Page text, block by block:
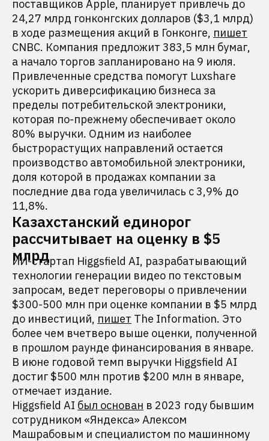
поставщиков Apple, планирует привлечь до
24,27 млрд гонконгских долларов ($3,1 млрд)
в ходе размещения акций в Гонконге, пишет
CNBC. Компания предложит 383,5 млн бумаг,
а начало торгов запланировано на 9 июля.
Привлеченные средства помогут Luxshare
ускорить диверсификацию бизнеса за
пределы потребительской электроники,
которая по-прежнему обеспечивает около
80% выручки. Одним из наиболее
быстрорастущих направлений остается
производство автомобильной электроники,
доля которой в продажах компании за
последние два года увеличилась с 3,9% до
11,8%.
Казахстанский единорог
рассчитывает на оценку в $5
млрд
ИИ-стартап Higgsfield AI, разрабатывающий
технологии генерации видео по текстовым
запросам, ведет переговоры о привлечении
$300-500 млн при оценке компании в $5 млрд
до инвестиций, пишет The Information. Это
более чем вчетверо выше оценки, полученной
в прошлом раунде финансирования в январе.
В июне годовой темп выручки Higgsfield AI
достиг $500 млн против $200 млн в январе,
отмечает издание.
Higgsfield AI был основан в 2023 году бывшим
сотрудником «Яндекса» Алексом
Машрабовым и специалистом по машинному